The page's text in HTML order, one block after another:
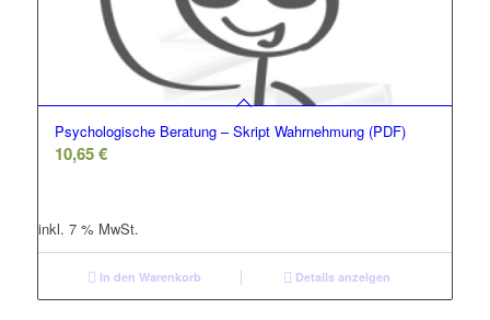
Psychologische Beratung – Skript Wahrnehmung (PDF)
10,65€
inkl. 7 % MwSt.
In den Warenkorb Details anzeigen